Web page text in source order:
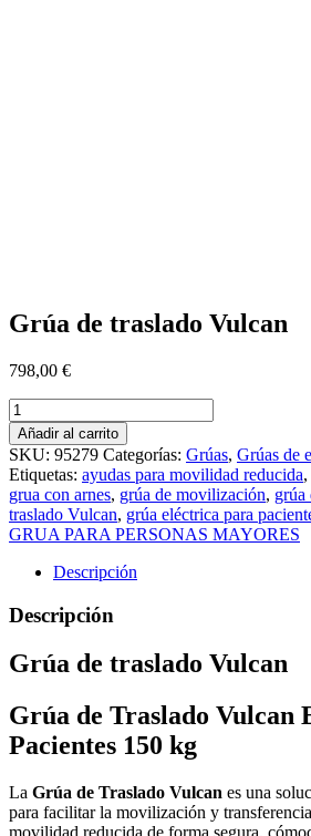
Grúa de traslado Vulcan
798,00 €
Grúa
de
traslado
Vulcan
cantidad
Añadir al carrito
SKU: 95279 Categorías: Grúas, Grúas de
Etiquetas: ayudas para movilidad reducida,
grua con arnes, grúa de movilización, grúa
traslado Vulcan, grúa eléctrica para
GRUA PARA PERSONAS MAYORES
Descripción
Descripción
Grúa de traslado Vulcan
Grúa de Traslado Vulcan
Pacientes 150 kg
La Grúa de Traslado Vulcan es una
para facilitar la movilización y